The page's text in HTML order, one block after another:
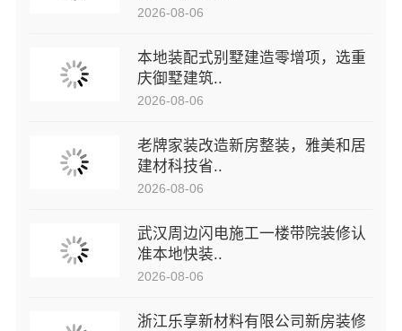
2026-08-06
本地装配式别墅建造零增项，选重
庆御墅建筑..
2026-08-06
老牌家装改造新房整装，雅美和居
建材科技省..
2026-08-06
武汉周边闪电施工一楼带院装修认
准本地快装..
2026-08-06
浙江乐享新材料有限公司新房装修